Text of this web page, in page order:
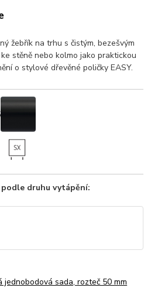
žebřík na trhu s čistým, bezešvým
stěně nebo kolmo jako praktickou
o stylové dřevěné poličky EASY.
druhu vytápění:
jednobodová sada, rozteč 50 mm